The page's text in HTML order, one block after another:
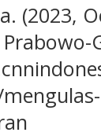
(2023,